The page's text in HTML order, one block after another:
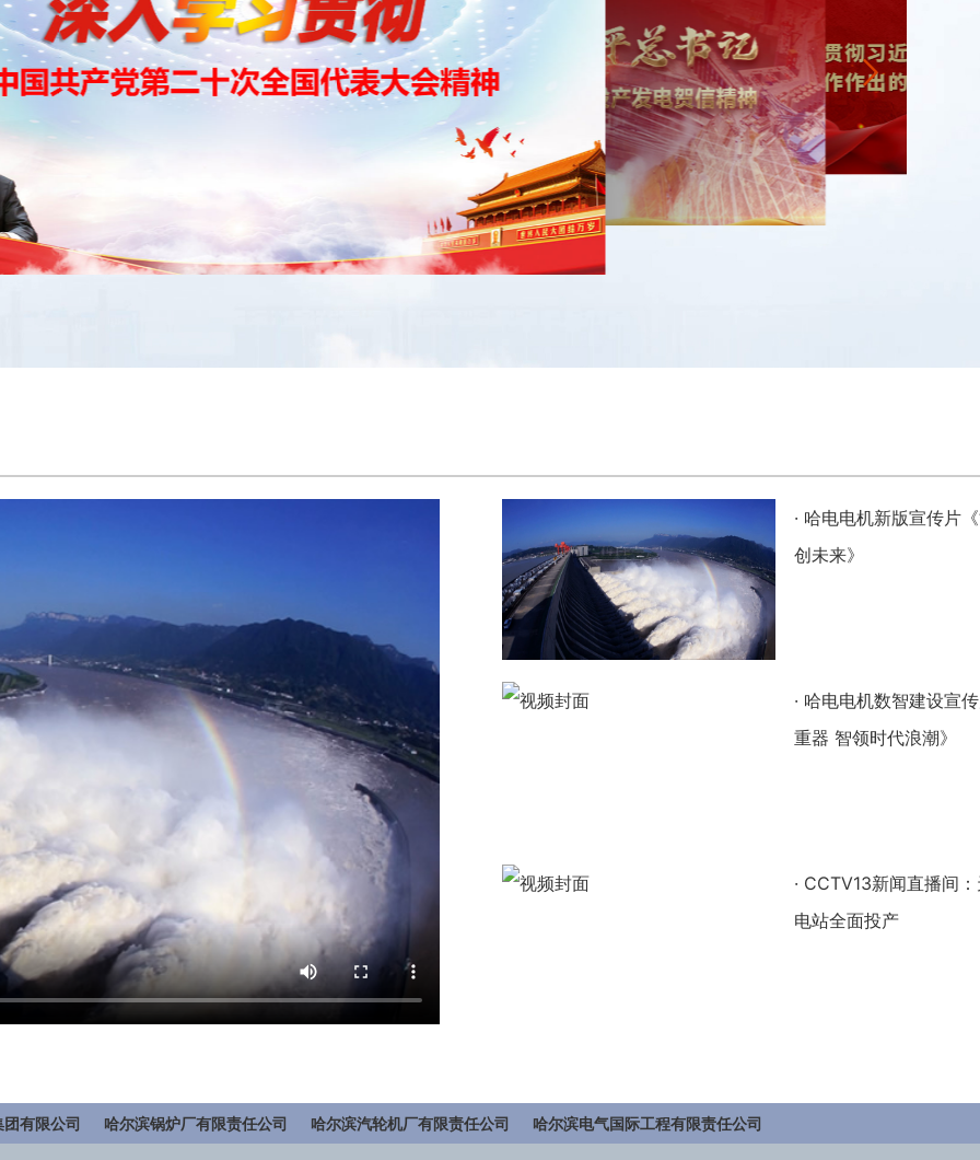
· 哈电电机新版宣传片
创未来》
· 哈电电机数智建设宣
重器 智领时代浪潮》
· CCTV13新闻直播间
电站全面投产
有限公司 哈尔滨锅炉厂有限责任公司 哈尔滨汽轮机厂有限责任公司 哈尔滨电气国际工程有限责任公司